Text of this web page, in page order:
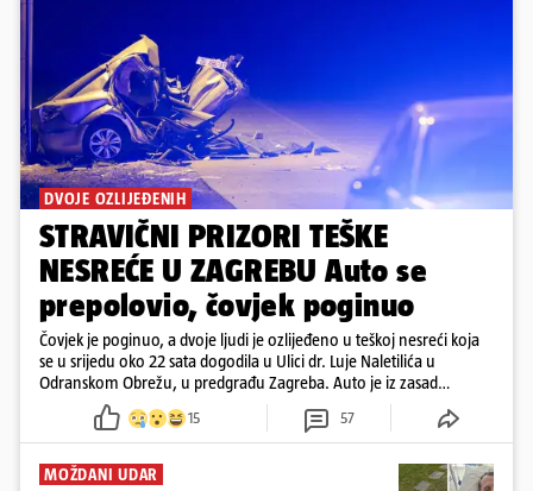
DVOJE OZLIJEĐENIH
STRAVIČNI PRIZORI TEŠKE
NESREĆE U ZAGREBU Auto se
prepolovio, čovjek poginuo
Čovjek je poginuo, a dvoje ljudi je ozlijeđeno u teškoj nesreći koja
se u srijedu oko 22 sata dogodila u Ulici dr. Luje Naletilića u
Odranskom Obrežu, u predgrađu Zagreba. Auto je iz zasad
neutvrđenih razloga sletio s kolnika, a od siline udara vozilo se
prepolovilo.
15 57
MOŽDANI UDAR